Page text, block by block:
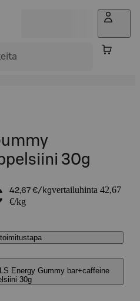
30g
42,67 €/kgvertailuhinta 42,67
€/kg
Energy Gummy bar+caffeine
30g